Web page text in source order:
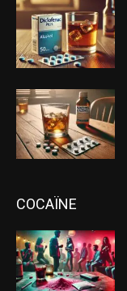
COCAÏNE